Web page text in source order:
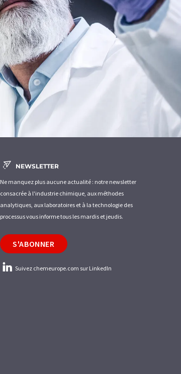
NEWSLETTER
Ne manquez plus aucune actualité : notre newsletter
consacrée à l'industrie chimique, aux méthodes
analytiques, aux laboratoires et à la technologie des
processus vous informe tous les mardis et jeudis.
S'ABONNER
Suivez chemeurope.com sur LinkedIn